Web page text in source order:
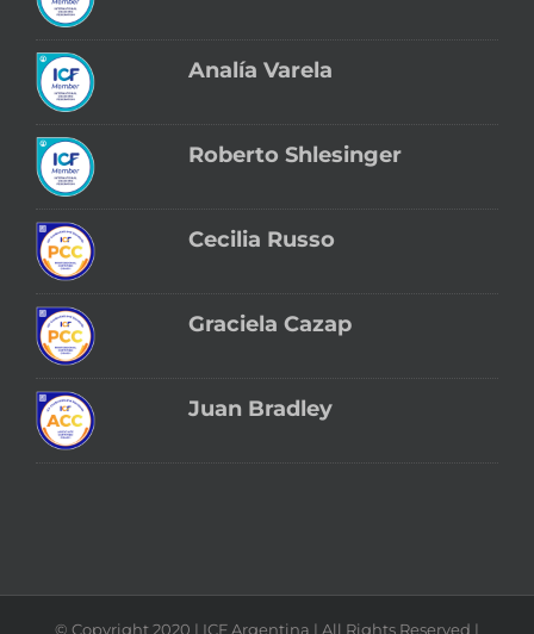
Analía Varela
Roberto Shlesinger
Cecilia Russo
Graciela Cazap
Juan Bradley
© Copyright 2020 | ICF Argentina | All Rights Reserved |